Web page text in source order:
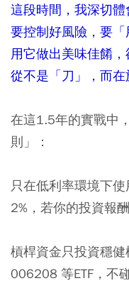
這段時間，我深切
要控制好風險，要
用它做出美味佳餚
從不是「刀」，而在
在這1.5年的實戰中
則」：
只在低利率環境下使
2%，若你的投資報
槓桿資金只投資穩
006208 等ETF，不